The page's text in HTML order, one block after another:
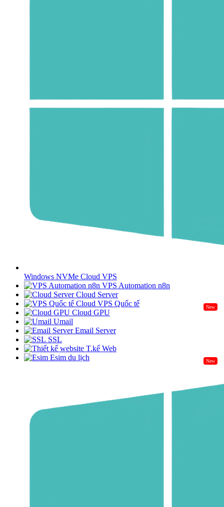
Windows NVMe Cloud VPS
VPS Automation n8n
Cloud Server
Cloud VPS Quốc tế
New
Cloud GPU
Umail
Email Server
SSL
T.kế Web
Esim du lịch
New